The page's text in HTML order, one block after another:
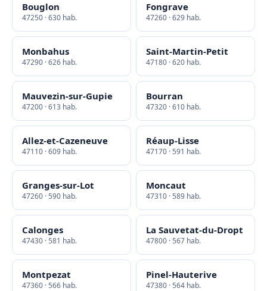
Bouglon
47250 · 630 hab.
Fongrave
47260 · 629 hab.
Monbahus
47290 · 626 hab.
Saint-Martin-Petit
47180 · 620 hab.
Mauvezin-sur-Gupie
47200 · 613 hab.
Bourran
47320 · 610 hab.
Allez-et-Cazeneuve
47110 · 609 hab.
Réaup-Lisse
47170 · 591 hab.
Granges-sur-Lot
47260 · 590 hab.
Moncaut
47310 · 589 hab.
Calonges
47430 · 581 hab.
La Sauvetat-du-Dropt
47800 · 567 hab.
Montpezat
47360 · 566 hab.
Pinel-Hauterive
47380 · 564 hab.